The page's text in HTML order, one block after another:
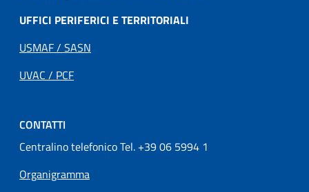
UFFICI PERIFERICI E TERRITORIALI
USMAF / SASN
UVAC / PCF
CONTATTI
Centralino telefonico Tel. +39 06 5994 1
Organigramma